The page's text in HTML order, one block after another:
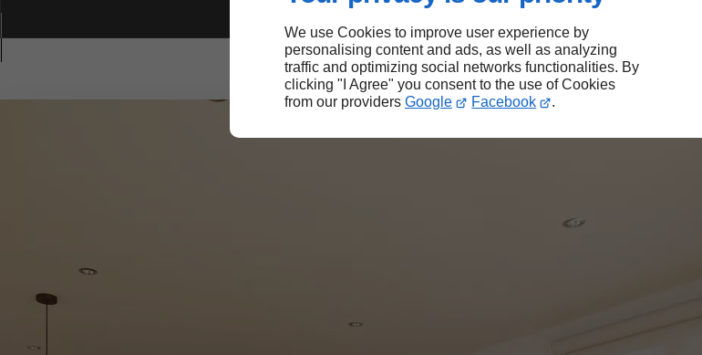
We use Cookies to improve user experience by
personalising content and ads, as well as analyzing
traffic and optimizing social networks functionalities. By
clicking "I Agree" you consent to the use of Cookies
from our providers Google Facebook .